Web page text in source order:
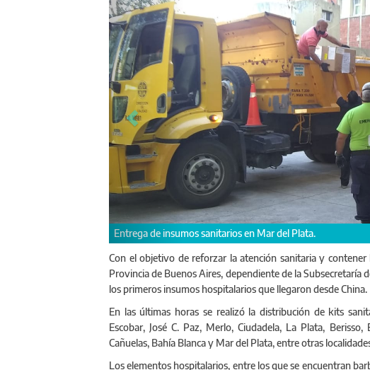
Con el objetivo de reforzar la atención sanitaria y
Provincia de Buenos Aires, dependiente de la Subsecretaría
los primeros insumos hospitalarios que llegaron desde China.
En las últimas horas se realizó la distribución de kits
Escobar, José C. Paz, Merlo, Ciudadela, La Plata,
Cañuelas, Bahía Blanca y Mar del Plata, entre otras
Los elementos hospitalarios, entre los que se encuentran